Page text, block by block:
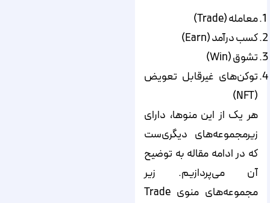
معامله (Trade)
کسب درآمد (Earn)
تشوق (Win)
توکن‌های غیرقابل تعویض
(NFT)
هر یک از این منوها، دارای
زیرمجموعه‌های دیگری‌ست
که در ادامه مقاله به توضیح
آن می‌پردازیم. زیر
مجموعه‌های منوی Trade